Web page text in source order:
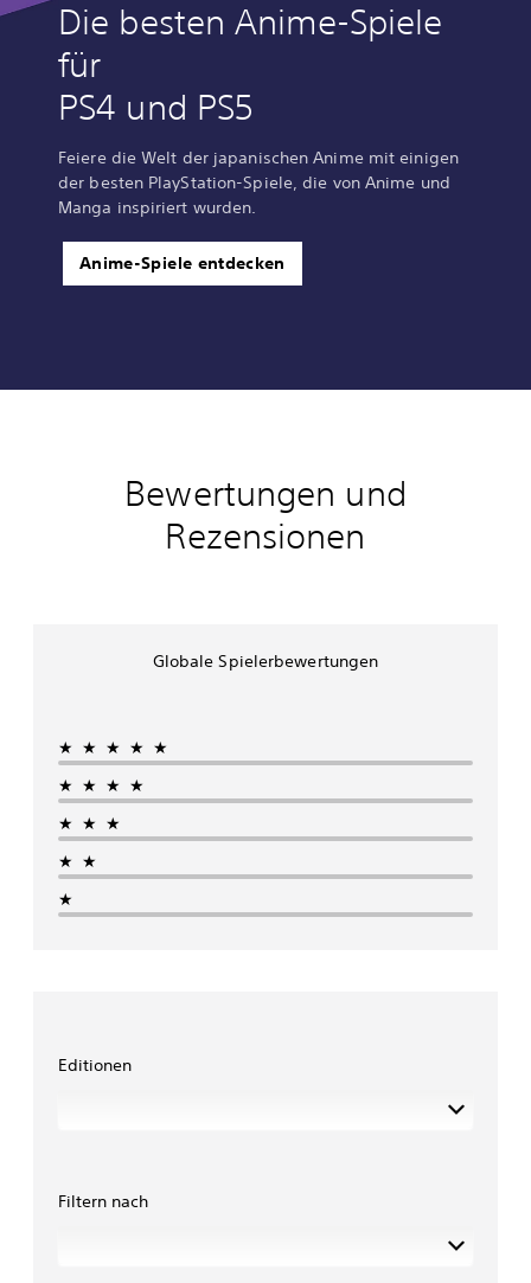
Die besten Anime-Spiele
für
PS4 und PS5
Feiere die Welt der japanischen Anime mit einigen
der besten PlayStation-Spiele, die von Anime und
Manga inspiriert wurden.
Anime-Spiele entdecken
Bewertungen und
Rezensionen
Globale Spielerbewertungen
★★★★★
★★★★
★★★
★★
★
Editionen
Filtern nach